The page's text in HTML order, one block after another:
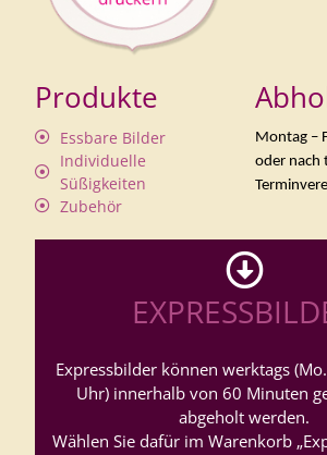
Produkte
Essbare Bilder
Individuelle
Süßigkeiten
Zubehör
Montag –
oder nach
Expressbilder können werktags
Uhr) innerhalb von 60 Minuten
abgeholt werden.
Wählen Sie dafür im Warenkorb